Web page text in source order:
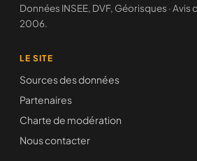
Données INSEE, DVF, Géorisques ·
2006.
LE SITE
Sources des données
Partenaires
Charte de modération
Nous contacter